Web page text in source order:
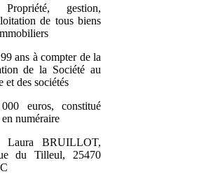
gestion,
de tous biens
ans à compter de la
de la Société au
et des sociétés
euros, constitué
numéraire
Laura BRUILLOT,
du Tilleul, 25470